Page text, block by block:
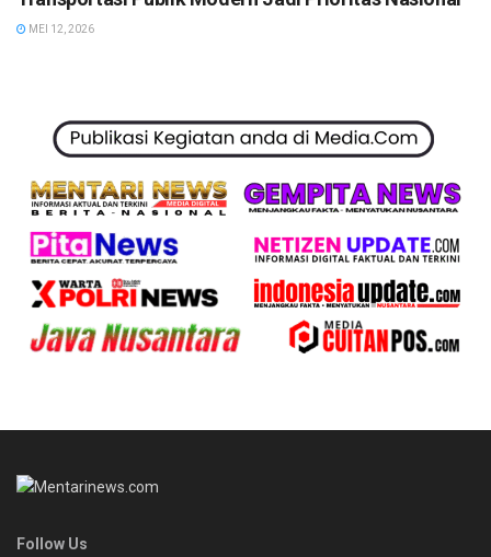
MEI 12, 2026
Follow Us